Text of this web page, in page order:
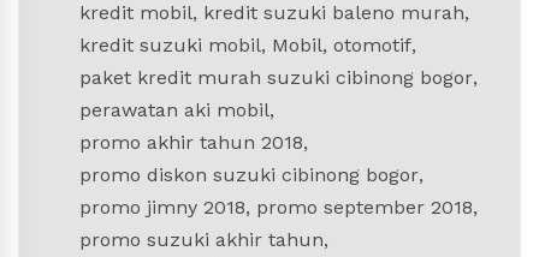
kredit mobil, kredit suzuki baleno murah,
kredit suzuki mobil, Mobil, otomotif,
paket kredit murah suzuki cibinong bogor,
perawatan aki mobil,
promo akhir tahun 2018,
promo diskon suzuki cibinong bogor,
promo jimny 2018, promo september 2018,
promo suzuki akhir tahun,